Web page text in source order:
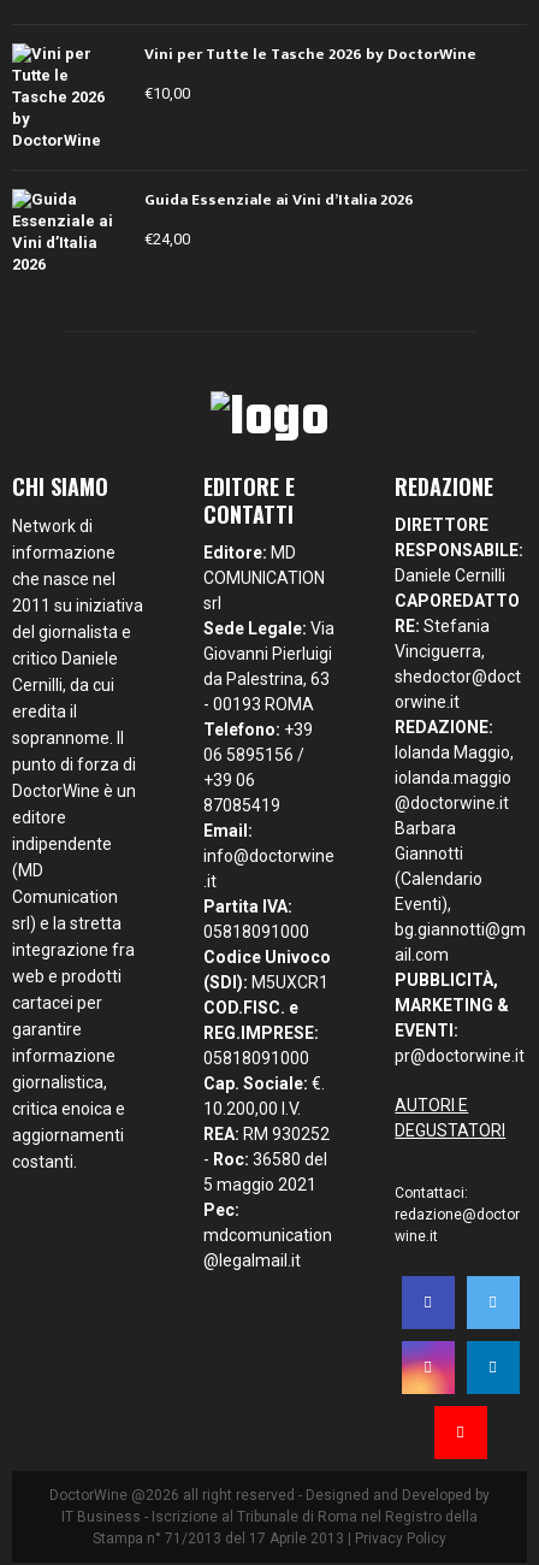
Vini per Tutte le Tasche 2026 by DoctorWine
€10,00
Guida Essenziale ai Vini d’Italia 2026
€24,00
CHI SIAMO
Network di
informazione
che nasce nel
2011 su iniziativa
del giornalista e
critico Daniele
Cernilli, da cui
eredita il
soprannome. Il
punto di forza di
DoctorWine è un
editore
indipendente
(MD
Comunication
srl) e la stretta
integrazione fra
web e prodotti
cartacei per
garantire
informazione
giornalistica,
critica enoica e
aggiornamenti
costanti.
EDITORE E
CONTATTI
Editore: MD
COMUNICATION
srl
Sede Legale: Via
Giovanni Pierluigi
da Palestrina, 63
- 00193 ROMA
Telefono: +39
06 5895156 /
+39 06
87085419
Email:
info@doctorwine
.it
Partita IVA:
05818091000
Codice Univoco
(SDI): M5UXCR1
COD.FISC. e
REG.IMPRESE:
05818091000
Cap. Sociale: €.
10.200,00 I.V.
REA: RM 930252
- Roc: 36580 del
5 maggio 2021
Pec:
mdcomunication
@legalmail.it
REDAZIONE
DIRETTORE
RESPONSABILE:
Daniele Cernilli
CAPOREDATTO
RE: Stefania
Vinciguerra,
shedoctor@doct
orwine.it
REDAZIONE:
Iolanda Maggio,
iolanda.maggio
@doctorwine.it
Barbara
Giannotti
(Calendario
Eventi),
bg.giannotti@gm
ail.com
PUBBLICITÀ,
MARKETING &
EVENTI:
pr@doctorwine.it
AUTORI E
DEGUSTATORI
Contattaci:
redazione@doctor
wine.it
DoctorWine @2026 all right reserved - Designed and Developed by
IT Business - Iscrizione al Tribunale di Roma nel Registro della
Stampa n° 71/2013 del 17 Aprile 2013 |
Privacy Policy